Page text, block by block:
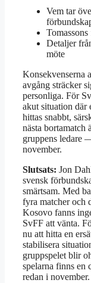
Vem tar
Detaljer
möte
Konsekvenserna
avgång sträcker
personliga. För
akut situation där
hittas snabbt,
nästa
gruppens ledare
november.
Slutsats: Jon
svensk
smärtsam. Med
fyra matcher och
Kosovo fanns
SvFF att vänta.
nu att hitta en
stabilisera
gruppspelet blir
spelarna finns en
redan i november.